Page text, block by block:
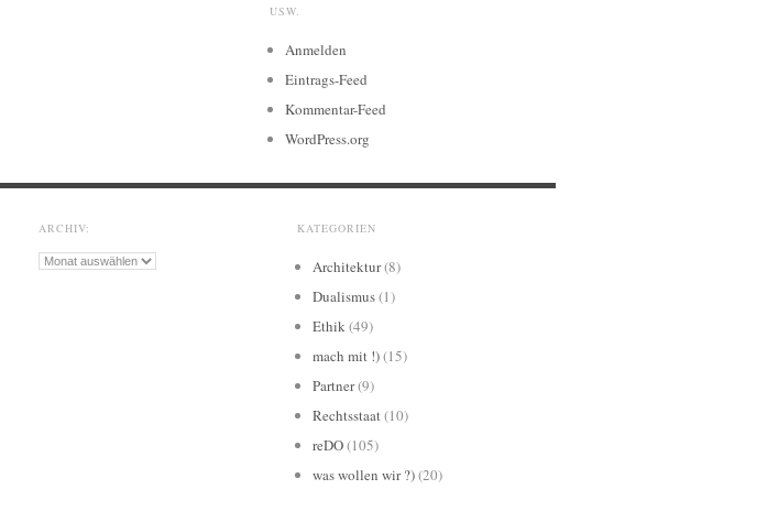
USW.
Anmelden
Eintrags-Feed
Kommentar-Feed
WordPress.org
ARCHIV:
Archiv:
KATEGORIEN
Architektur(8)
Dualismus(1)
Ethik(49)
mach mit !)(15)
Partner(9)
Rechtsstaat(10)
reDO(105)
was wollen wir ?)(20)